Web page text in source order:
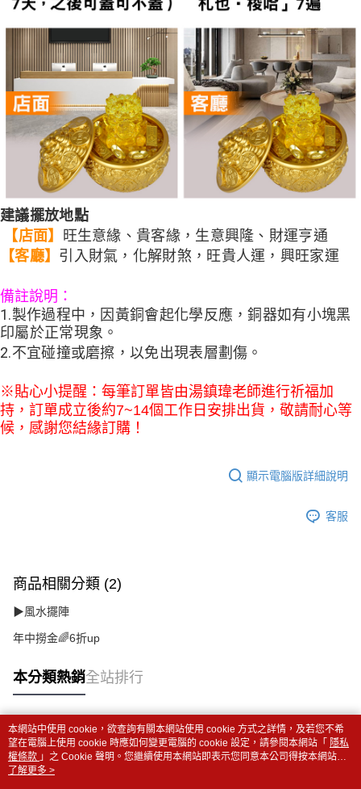
建議擺放地點
【店面】 旺生意緣、貴客緣，生意興隆、財運亨通
【客廳】 引入財氣，化解財煞，旺貴人運，興旺家運
備註說明：
1.製作過程中，因黃銅會起化學反應，銅器如有小塊黑
印屬於正常現象。
2.不宜碰撞或磨擦，以免出現表層劃傷。
※貼心小提醒：每筆訂單皆由湯鎮瑋老師進行祈福加
持，訂單成立後約7~14個工作日安排出貨，敬請耐心等
候，感謝您結緣訂購！
顯示電腦版詳細說明
客服
商品相關分類 (2)
▶風水擺陣
年中撈金🌈6折up
本分類熱銷全站排行
熱門標籤
本網站中使用 cookie，欲查詢有關本網站使用 cookie 方式之詳情，及若您不希
望在電腦上使用 cookie 時應如何變更電腦的 cookie 設定，請參閱本網站「 隱私
權條款 」之 Cookie 聲明。您繼續使用本網站即表示您同意本公司得按本網站使
用條款之 Cookie 聲明使用 cookie。
了解更多 >